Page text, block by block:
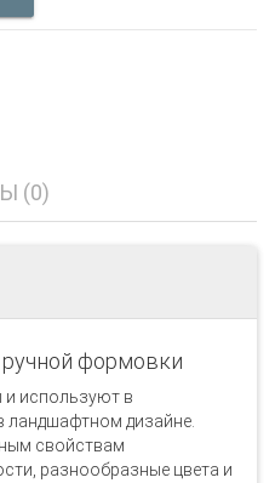
(0)
формовки
и используют в
ландшафтном дизайне.
свойствам
разнообразные цвета и